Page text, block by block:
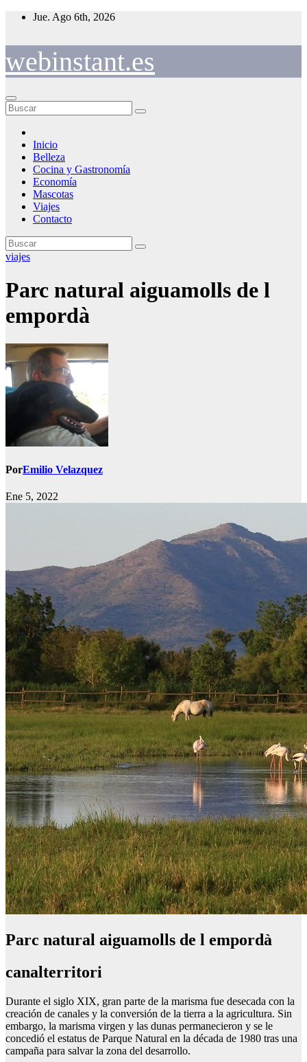
Saltar
Jue. Ago 6th, 2026
webinstant.es
Inicio
Belleza
Cocina y Gastronomía
Economía
Mascotas
Viajes
Contacto
viajes
Parc natural aiguamolls de l
empordà
PorEmilio Velazquez
Ene 5, 2022
Parc natural aiguamolls de l empordà
canalterritori
Durante el siglo XIX, gran parte de la marisma fue desecada con la
creación de canales y la conversión de la tierra a la agricultura. Sin
embargo, la marisma virgen y las dunas permanecieron y se le
concedió el estatus de Parque Natural en la década de 1980 tras una
campaña para salvar la zona del desarrollo.